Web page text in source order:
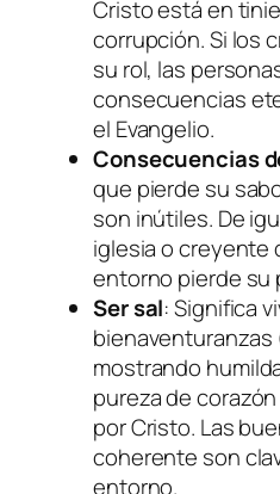
Cristo está en
corrupción. Si los
su rol, las
consecuencias
el Evangelio.
Consecuencias
que pierde su
son inútiles. De
iglesia o creyente
entorno pierde su
Ser sal: Significa
bienaventuranzas
mostrando
pureza de
por Cristo. Las
coherente son
entorno.